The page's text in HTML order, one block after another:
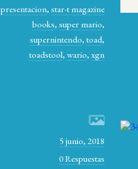
presentacion,star-t magazine
books,super mario,
supernintendo,toad,
toadstool,wario,xgn
5 junio, 2018
0 Respuestas